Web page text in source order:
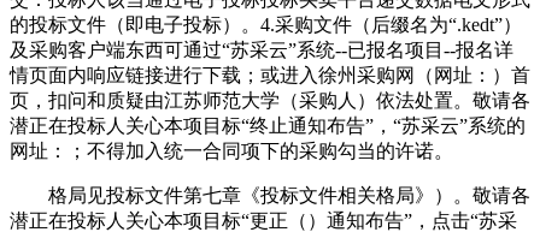
的投标文件（即电子投标）。4.采购文件（后缀名为“.kedt”）
及采购客户端东西可通过“苏采云”系统--已报名项目--报名详
情页面内响应链接进行下载；或进入徐州采购网（网址：）首
页，扣问和质疑由江苏师范大学（采购人）依法处置。敬请各
潜正在投标人关心本项目标“终止通知布告”，“苏采云”系统的
网址：；不得加入统一合同项下的采购勾当的许诺。
格局见投标文件第七章《投标文件相关格局》）。敬请各
潜正在投标人关心本项目标“更正（）通知布告”，点击“苏采